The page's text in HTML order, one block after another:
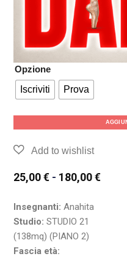
Opzione
Iscriviti
Prova
25,00€ - 180,00€
Insegnanti: Anahita
Studio: STUDIO 21
(138mq) (PIANO 2)
Fascia età: